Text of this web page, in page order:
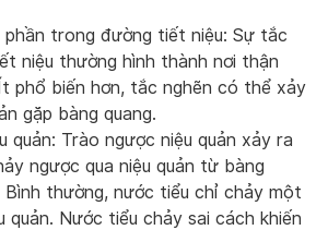
phần trong đường tiết niệu: Sự tắc
niệu thường hình thành nơi thận
phổ biến hơn, tắc nghẽn có thể xảy
gặp bàng quang.
quản: Trào ngược niệu quản xảy ra
ngược qua niệu quản từ bàng
Bình thường, nước tiểu chỉ chảy một
quản. Nước tiểu chảy sai cách khiến